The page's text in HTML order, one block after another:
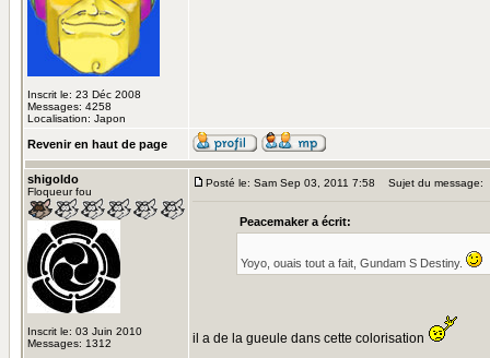
Inscrit le: 23 Déc 2008
Messages: 4258
Localisation: Japon
Revenir en haut de page
shigoldo
Floqueur fou
Inscrit le: 03 Juin 2010
Messages: 1312
Posté le: Sam Sep 03, 2011 7:58 Sujet du message:
Peacemaker a écrit:
Yoyo, ouais tout a fait, Gundam S Destiny.
il a de la gueule dans cette colorisation